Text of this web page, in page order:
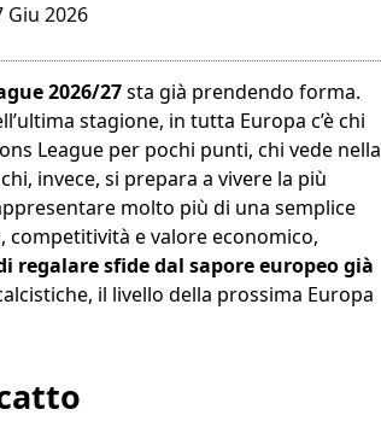
Giu 2026
2026/27sta già prendendo forma.
stagione, in tutta Europa c’è chi
League per pochi punti, chi vede nella
invece, si prepara a vivere la più
molto più di una semplice
e valore economico,
regalare sfide dal sapore europeo già
il livello della prossima Europa